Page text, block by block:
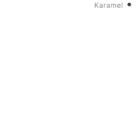
Karamel •